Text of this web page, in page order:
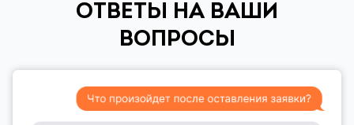
ОТВЕТЫ НА ВАШИ
ВОПРОСЫ